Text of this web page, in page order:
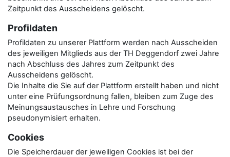
Zeitpunkt des Ausscheidens gelöscht.
Profildaten
Profildaten zu unserer Plattform werden nach Ausscheiden
des jeweiligen Mitglieds aus der TH Deggendorf zwei Jahre
nach Abschluss des Jahres zum Zeitpunkt des
Ausscheidens gelöscht.
Die Inhalte die Sie auf der Plattform erstellt haben und nicht
unter eine Prüfungsordnung fallen, bleiben zum Zuge des
Meinungsaustausches in Lehre und Forschung
pseudonymisiert erhalten.
Cookies
Die Speicherdauer der jeweiligen Cookies ist bei der